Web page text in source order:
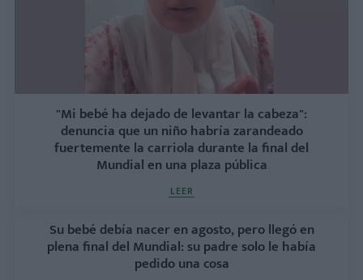
"Mi bebé ha dejado de levantar la cabeza":
denuncia que un niño habría zarandeado
fuertemente la carriola durante la final del
Mundial en una plaza pública
LEER
Su bebé debía nacer en agosto, pero llegó en
plena final del Mundial: su padre solo le había
pedido una cosa